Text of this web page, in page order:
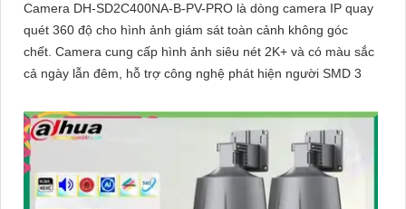
Camera DH-SD2C400NA-B-PV-PRO là dòng camera IP quay
quét 360 độ cho hình ảnh giám sát toàn cảnh không góc
chết. Camera cung cấp hình ảnh siêu nét 2K+ và có màu sắc
cả ngày lẫn đêm, hỗ trợ công nghệ phát hiện người SMD 3